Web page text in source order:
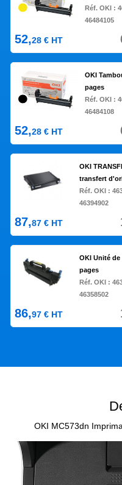
Réf. OKI :
46484105
52,28 € HT
OKI
pages
Réf. OKI :
46484108
52,28 € HT
OKI
transfert
Réf. OKI :
46394902
87,87 € HT
OKI Unité
pages
Réf. OKI :
46358502
86,97 € HT
OKI MC573dn